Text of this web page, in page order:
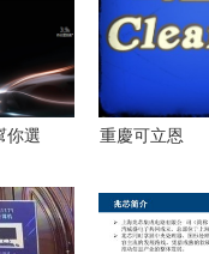
計算機技術
融合創新
你選
雄厚
阻/高
重慶可立恩
軟硬件研
發，賦能數